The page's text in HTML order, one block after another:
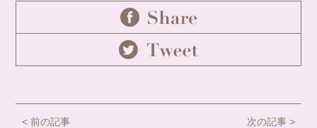
< 前の記事 次の記事 >